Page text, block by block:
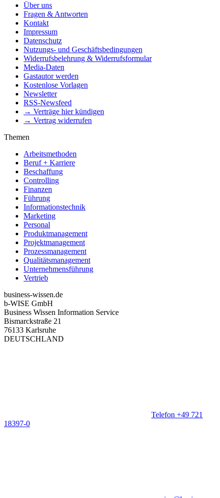
Über uns
Fragen & Antworten
Kontakt
Impressum
Datenschutz
Nutzungs- und Geschäftsbedingungen
Widerrufsbelehrung & Widerrufsformular
Media-Daten
Gastautor werden
Kostenlose Vorlagen
Newsletter
RSS-Newsfeed
→ Verträge hier kündigen
→ Vertrag widerrufen
Themen
Arbeitsmethoden
Beruf + Karriere
Beschaffung
Controlling
Finanzen
Führung
Informationstechnik
Marketing
Personal
Produktmanagement
Projektmanagement
Prozessmanagement
Qualitätsmanagement
Unternehmensführung
Vertrieb
business-wissen.de
b-WISE GmbH
Business Wissen Information Service
Bismarckstraße 21
76133 Karlsruhe
DEUTSCHLAND
Telefon +49 721
18397-0